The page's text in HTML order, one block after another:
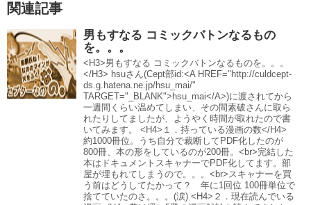
関連記事
男もすなる コミックバトンなるもの
を。。。
<H3>男もすなる コミックバトンなるものを。。。
</H3> hsuさん(Cept部id:<A HREF="http://culdcept-
ds.g.hatena.ne.jp/hsu_mai/"
TARGET="_BLANK">hsu_mai</A>)に渡されてから
一週間くらい温めてしまい、その間素破さんに取ら
れたりしてましたが、ようやく時間が取れたので書
いてみます。 <H4>１．持っている漫画の数</H4>
約1000冊位。うち自分で裁断してPDF化したのが
800冊、本の形をしているのが200冊。<br>完結した
本はドキュメントスキャナーでPDF化してます。部
屋が埋もれてしまうので。。。<br>スキャナーを買
う前はどうしてたかって？ 年に1回位 100冊単位で
捨てていたのさ。。。(涙) <H4>２．現在読んでいる